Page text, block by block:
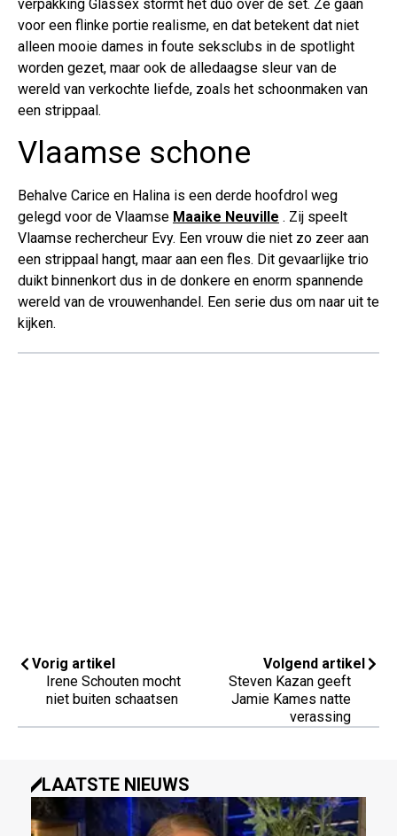
verpakking Glassex stormt het duo over de set. Ze gaan
voor een flinke portie realisme, en dat betekent dat niet
alleen mooie dames in foute seksclubs in de spotlight
worden gezet, maar ook de alledaagse sleur van de
wereld van verkochte liefde, zoals het schoonmaken van
een strippaal.
Vlaamse schone
Behalve Carice en Halina is een derde hoofdrol weg
gelegd voor de Vlaamse Maaike Neuville . Zij speelt
Vlaamse rechercheur Evy. Een vrouw die niet zo zeer aan
een strippaal hangt, maar aan een fles. Dit gevaarlijke trio
duikt binnenkort dus in de donkere en enorm spannende
wereld van de vrouwenhandel. Een serie dus om naar uit te
kijken.
Vorig artikel
Irene Schouten mocht
niet buiten schaatsen
Volgend artikel
Steven Kazan geeft
Jamie Kames natte
verassing
LAATSTE NIEUWS